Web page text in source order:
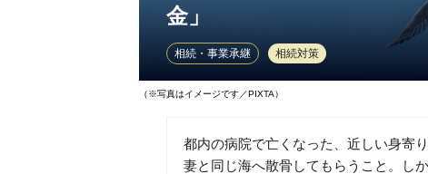
金」
相続・事業承継 相続対策
（※写真はイメージです／PIXTA）
都内の病院で亡くなった、近しい身寄
妻と同じ海へ散骨してもらうこと。し